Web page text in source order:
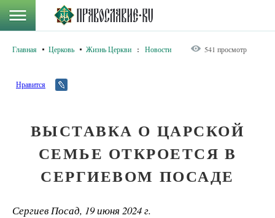
Главная Церковь Жизнь Церкви : Новости 541 просмотр
Нравится
ВЫСТАВКА О ЦАРСКОЙ
СЕМЬЕ ОТКРОЕТСЯ В
СЕРГИЕВОМ ПОСАДЕ
Сергиев Посад, 19 июня 2024 г.